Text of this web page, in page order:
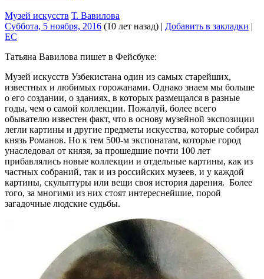
Музей искусств Т. Вавилова
Суббота, 5 ноября, 2016 (10 лет назад) | Добавить в закладки |
EC
Татьяна Вавилова пишет в Фейсбуке:
Музей искусств Узбекистана один из самых старейших,
известных и любимых горожанами. Однако знаем мы больше
о его создании, о зданиях, в которых размещался в разные
годы, чем о самой коллекции. Пожалуй, более всего
обывателю известен факт, что в основу музейной экспозиции
легли картины и другие предметы искусства, которые собирал
князь Романов. Но к тем 500-м экспонатам, которые город
унаследовал от князя, за прошедшие почти 100 лет
прибавлялись новые коллекции и отдельные картины, как из
частных собраний, так и из российских музеев, и у каждой
картины, скульптуры или вещи своя история дарения. Более
того, за многими из них стоят интереснейшие, порой
загадочные людские судьбы.